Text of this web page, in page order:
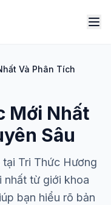
Và Phân Tích
Mới Nhất
Sâu
Tri Thức Hương
nhất từ giới khoa
bạn hiểu rõ bản